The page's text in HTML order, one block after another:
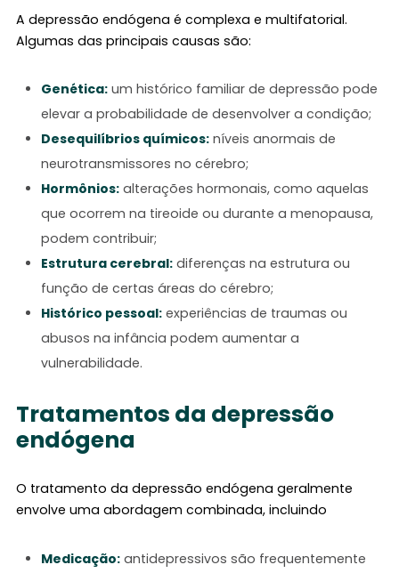
A depressão endógena é complexa e multifatorial.
Algumas das principais causas são:
Genética: um histórico familiar de depressão pode
elevar a probabilidade de desenvolver a condição;
Desequilíbrios químicos: níveis anormais de
neurotransmissores no cérebro;
Hormônios: alterações hormonais, como aquelas
que ocorrem na tireoide ou durante a menopausa,
podem contribuir;
Estrutura cerebral: diferenças na estrutura ou
função de certas áreas do cérebro;
Histórico pessoal: experiências de traumas ou
abusos na infância podem aumentar a
vulnerabilidade.
Tratamentos da depressão
endógena
O tratamento da depressão endógena geralmente
envolve uma abordagem combinada, incluindo
Medicação: antidepressivos são frequentemente